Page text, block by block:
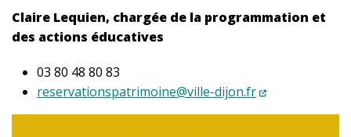
Claire Lequien, chargée de la programmation et
des actions éducatives
03 80 48 80 83
reservationspatrimoine@ville-dijon.fr